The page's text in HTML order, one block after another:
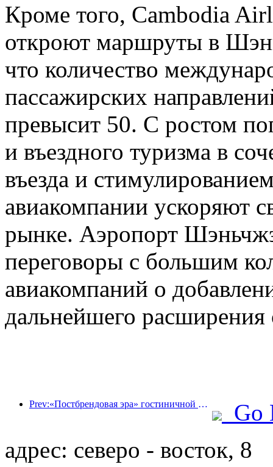
Кроме того, Cambodia
откроют маршруты в
что количество
пассажирских
превысит 50. С ростом
и въездного туризма в
въезда и
авиакомпании ускоряют
рынке. Аэропорт
переговоры с большим
авиакомпаний о
дальнейшего
Prev:«Постбрендовая эра» гостиничной индустрии: от масштабного расширения к эффективности в первую очередь
Go
адрес: северо - восток, 8